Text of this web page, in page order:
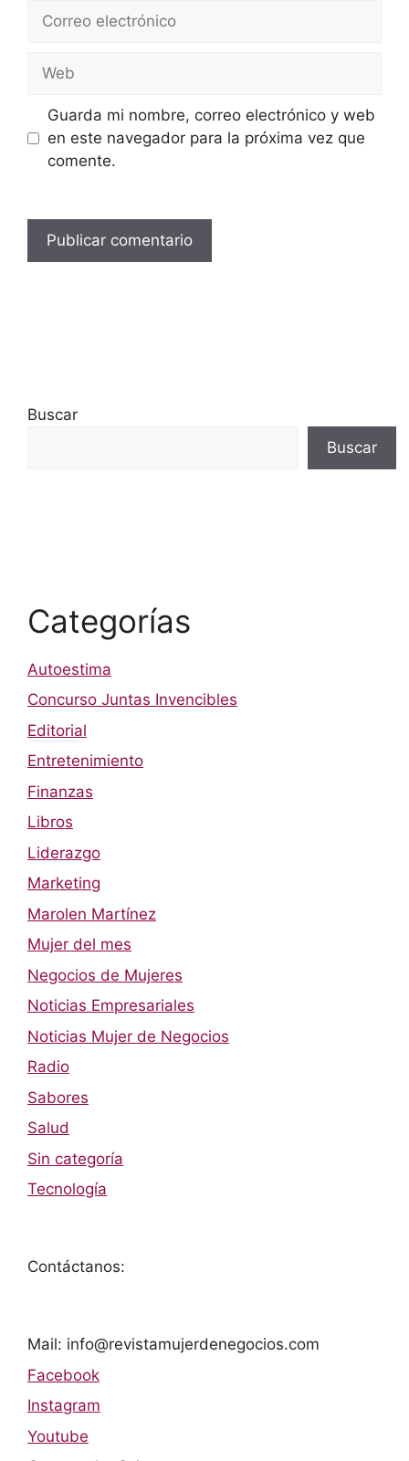
Correo
Web
Guarda mi nombre, correo electrónico y web
en este navegador para la próxima vez que
comente.
Buscar
Buscar
Categorías
Autoestima
Concurso Juntas Invencibles
Editorial
Entretenimiento
Finanzas
Libros
Liderazgo
Marketing
Marolen Martínez
Mujer del mes
Negocios de Mujeres
Noticias Empresariales
Noticias Mujer de Negocios
Radio
Sabores
Salud
Sin categoría
Tecnología
Contáctanos:
Mail: info@revistamujerdenegocios.com
Facebook
Instagram
Youtube